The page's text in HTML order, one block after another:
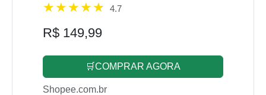
4.7
R$ 149,99
🛒COMPRAR AGORA
Shopee.com.br